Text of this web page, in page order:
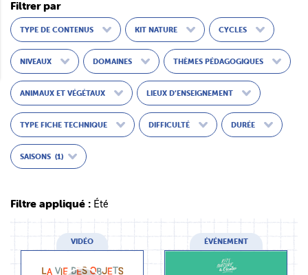
Filtrer par
TYPE DE CONTENUS KIT NATURE CYCLES
NIVEAUX DOMAINES THÈMES PÉDAGOGIQUES
ANIMAUX ET VÉGÉTAUX LIEUX D’ENSEIGNEMENT
TYPE FICHE TECHNIQUE DIFFICULTÉ DURÉE
SAISONS (1)
Filtre appliqué : Été
VIDÉO ÉVÉNEMENT